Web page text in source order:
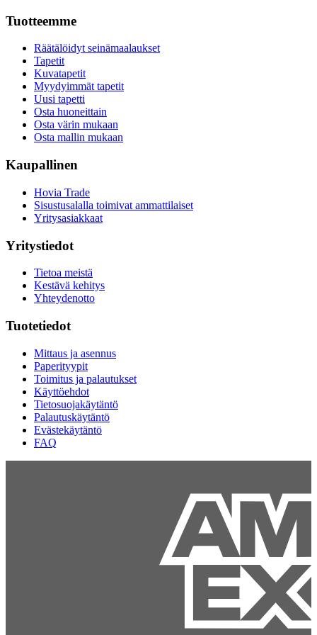
Tuotteemme
Räätälöidyt seinämaalaukset
Tapetit
Kuvatapetit
Myydyimmät tapetit
Uusi tapetti
Osta huoneittain
Osta värin mukaan
Osta mallin mukaan
Kaupallinen
Hovia Trade
Sisustusalalla toimivat ammattilaiset
Yritysasiakkaat
Yritystiedot
Tietoa meistä
Kestävä kehitys
Yhteydenotto
Tuotetiedot
Mittaus ja asennus
Paperityypit
Toimitus ja palautukset
Käyttöehdot
Tietosuojakäytäntö
Palautuskäytäntö
Evästekäytäntö
FAQ